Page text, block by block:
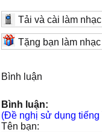
Tải và cài làm
Tặng bạn làm
Bình luận
Bình luận:
(Đề nghị sử dụng tiếng
Tên bạn: